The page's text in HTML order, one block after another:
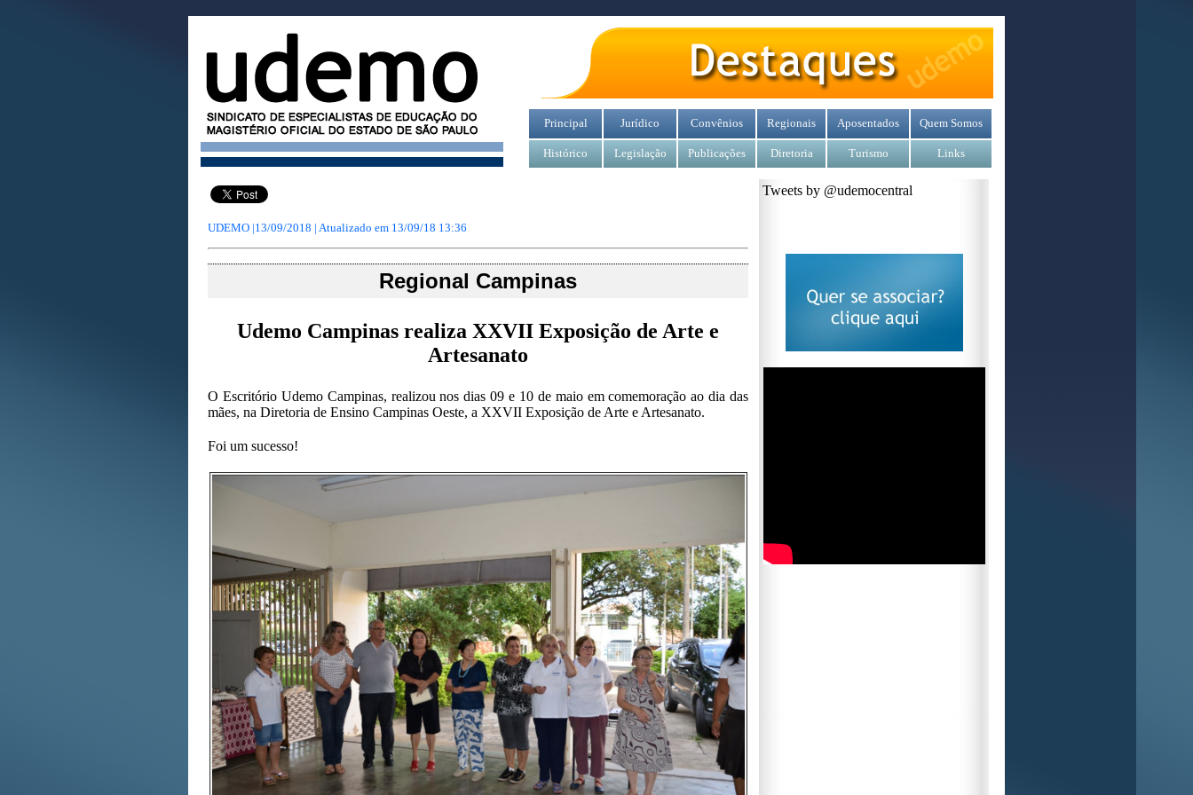
Principal Jurídico Convênios Regionais Aposentados Quem Somos
Histórico Legislação Publicações Diretoria Turismo Links
UDEMO |13/09/2018 | Atualizado em 13/09/18 13:36
Regional Campinas
Udemo Campinas realiza XXVII Exposição de Arte e
Artesanato
O Escritório Udemo Campinas, realizou nos dias 09 e 10 de maio em comemoração ao dia das
mães, na Diretoria de Ensino Campinas Oeste, a XXVII Exposição de Arte e Artesanato.
Foi um sucesso!
Tweets by @udemocentral